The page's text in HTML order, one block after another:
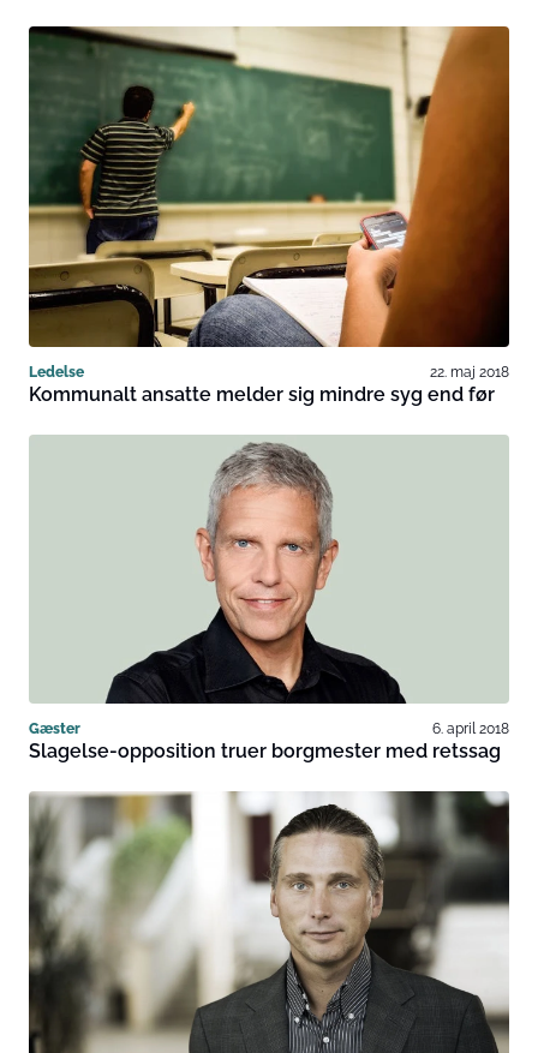
Ledelse 22. maj 2018
Kommunalt ansatte melder sig mindre syg end før
Gæster 6. april 2018
Slagelse-opposition truer borgmester med retssag